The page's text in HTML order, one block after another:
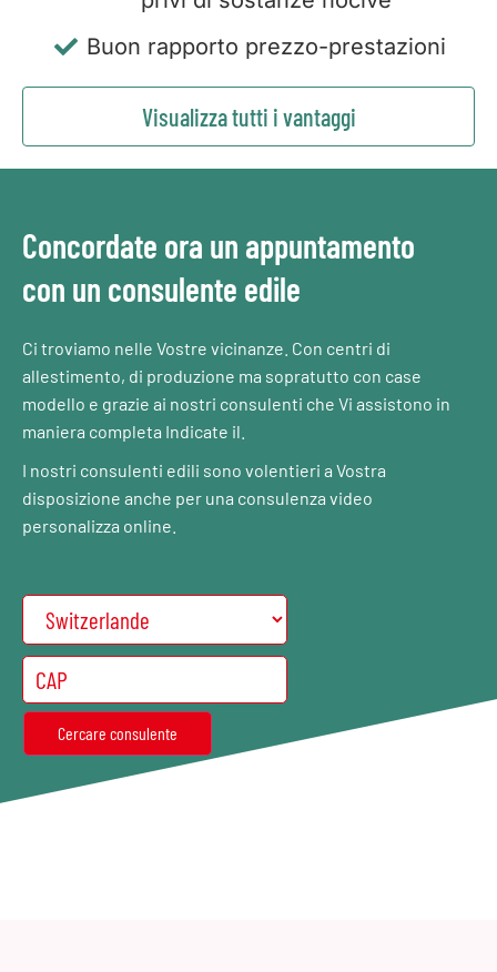
Buon rapporto prezzo-prestazioni
Visualizza tutti i vantaggi
Concordate ora un appuntamento
con un consulente edile
Ci troviamo nelle Vostre vicinanze. Con centri di
allestimento, di produzione ma sopratutto con case
modello e grazie ai nostri consulenti che Vi assistono in
maniera completa Indicate il.
I nostri consulenti edili sono volentieri a Vostra
disposizione anche per una consulenza video
personalizza online.